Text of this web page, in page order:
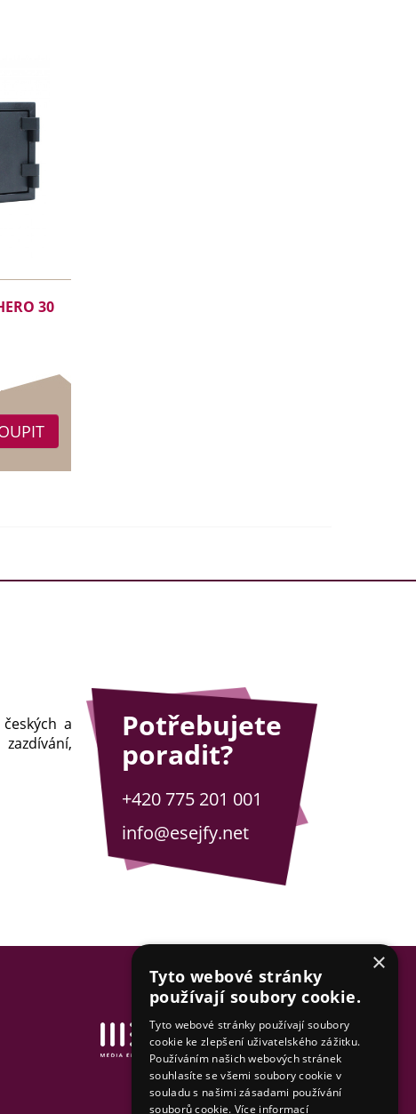
30
a
Potřebujete
poradit?
+420 775 201 001
info@esejfy.net
Tvorba www stránek
& SEO by MEDIA ENERGY
Mapa stránek
×
Tyto webové stránky
používají soubory cookie.
Tyto webové stránky používají soubory
cookie ke zlepšení uživatelského zážitku.
Používáním našich webových stránek
souhlasíte se všemi soubory cookie v
souladu s našimi zásadami používání
souborů cookie. Více informací